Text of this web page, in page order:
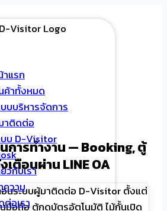
าแรก
ค้าทั้งหมด
บบบริหารจัดการ
าติดต่อ
บบ D-Visitor
วกับเรา
ความ
อเรา
ารทำงาน — Booking, ตู้
ตือนผ่าน LINE OA